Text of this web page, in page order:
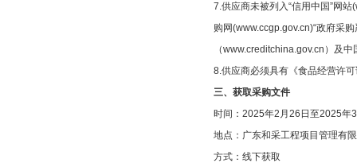
7.供应商未被列入“信用中国”网
购网(www.ccgp.gov.cn)“政府采
（www.creditchina.gov.cn）及
8.供应商必须具有《食品经营许
三、获取采购文件
时间：2025年2月26日至2025年
地点：广东和采工程项目管理有
方式：线下获取